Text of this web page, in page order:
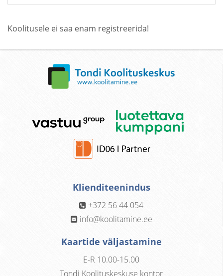
Koolitusele ei saa enam registreerida!
Klienditeenindus
+372 56 44 054
info@koolitamine.ee
Kaartide väljastamine
E-R 10.00-15.00
Tondi Koolituskeskuse kontor